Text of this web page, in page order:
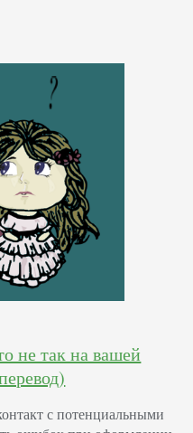
не так на вашей
с потенциальными